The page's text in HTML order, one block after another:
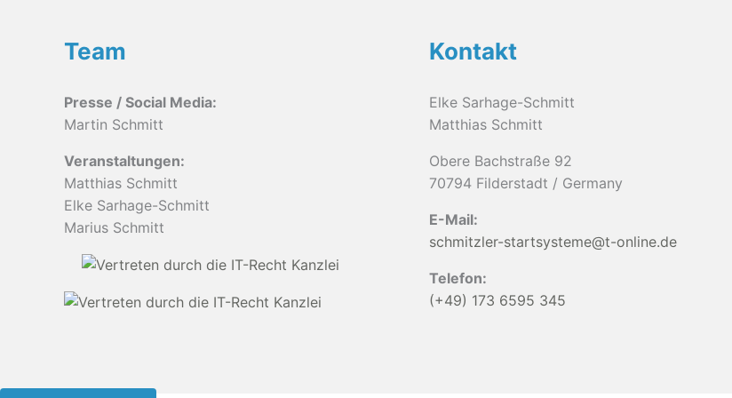
Team
Presse / Social Media:
Martin Schmitt
Veranstaltungen:
Matthias Schmitt
Elke Sarhage-Schmitt
Marius Schmitt
Kontakt
Elke Sarhage-Schmitt
Matthias Schmitt
Obere Bachstraße 92
70794 Filderstadt / Germany
E-Mail:
schmitzler-startsysteme@t-online.de
Telefon:
(+49) 173 6595 345